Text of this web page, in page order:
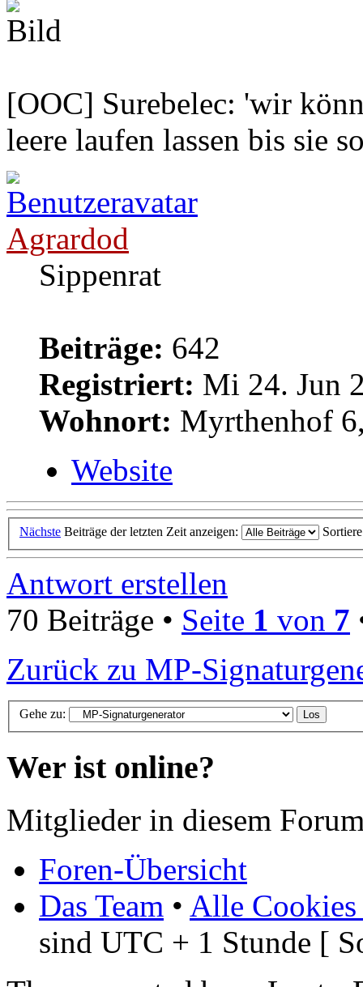
[OOC] Surebelec: 'wir
leere laufen lassen bis sie
Agrardod
Sippenrat
Beiträge: 642
Registriert: Mi 24. Jun
Wohnort: Myrthenhof
Website
Nächste Beiträge der letzten Zeit anzeigen:
Antwort erstellen
70 Beiträge • Seite 1 von 7
Zurück zu MP-
Gehe zu:
Wer ist online?
Mitglieder in diesem
Foren-Übersicht
Das Team • Alle Cookies
sind UTC + 1 Stunde [